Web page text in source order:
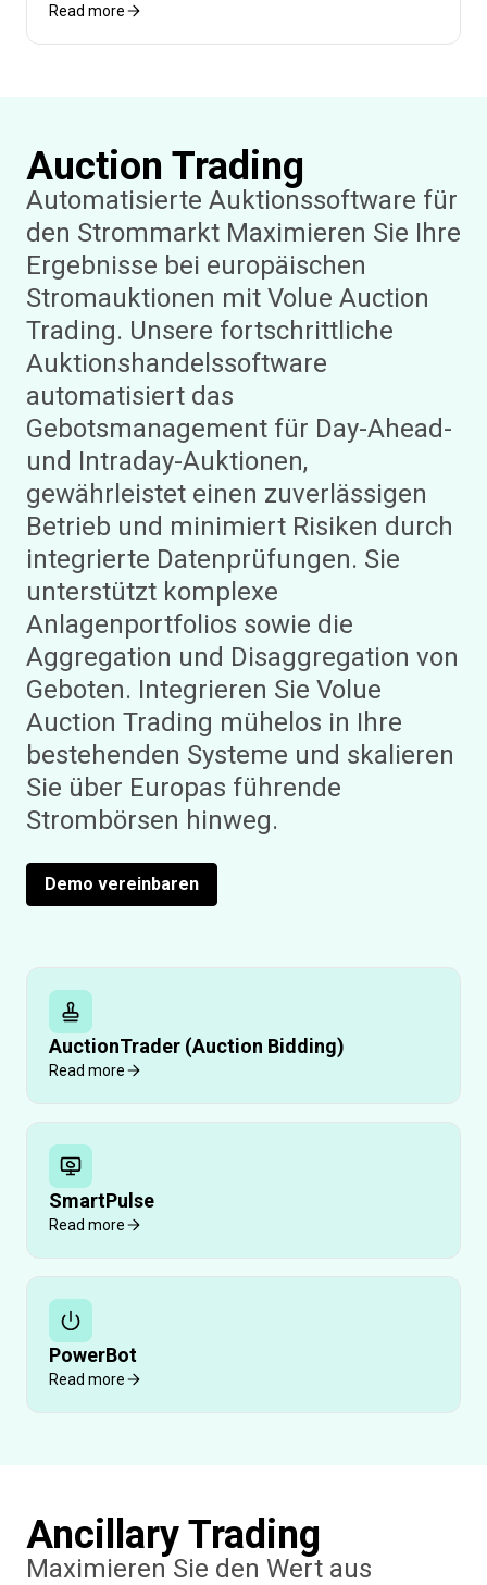
Read more
Auction Trading
Automatisierte Auktionssoftware für
den Strommarkt Maximieren Sie Ihre
Ergebnisse bei europäischen
Stromauktionen mit Volue Auction
Trading. Unsere fortschrittliche
Auktionshandelssoftware
automatisiert das
Gebotsmanagement für Day-Ahead-
und Intraday-Auktionen,
gewährleistet einen zuverlässigen
Betrieb und minimiert Risiken durch
integrierte Datenprüfungen. Sie
unterstützt komplexe
Anlagenportfolios sowie die
Aggregation und Disaggregation von
Geboten. Integrieren Sie Volue
Auction Trading mühelos in Ihre
bestehenden Systeme und skalieren
Sie über Europas führende
Strombörsen hinweg.
Demo vereinbaren
AuctionTrader (Auction Bidding)
Read more
SmartPulse
Read more
PowerBot
Read more
Ancillary Trading
Maximieren Sie den Wert aus